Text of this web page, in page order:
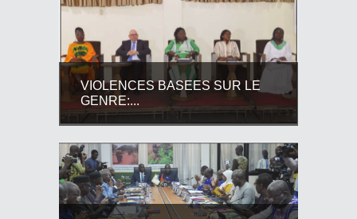
VIOLENCES BASEES SUR LE
GENRE:...